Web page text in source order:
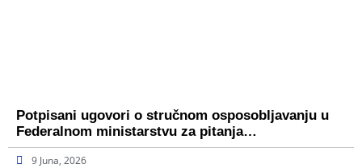
Potpisani ugovori o stručnom osposobljavanju u
Federalnom ministarstvu za pitanja…
9 Juna, 2026